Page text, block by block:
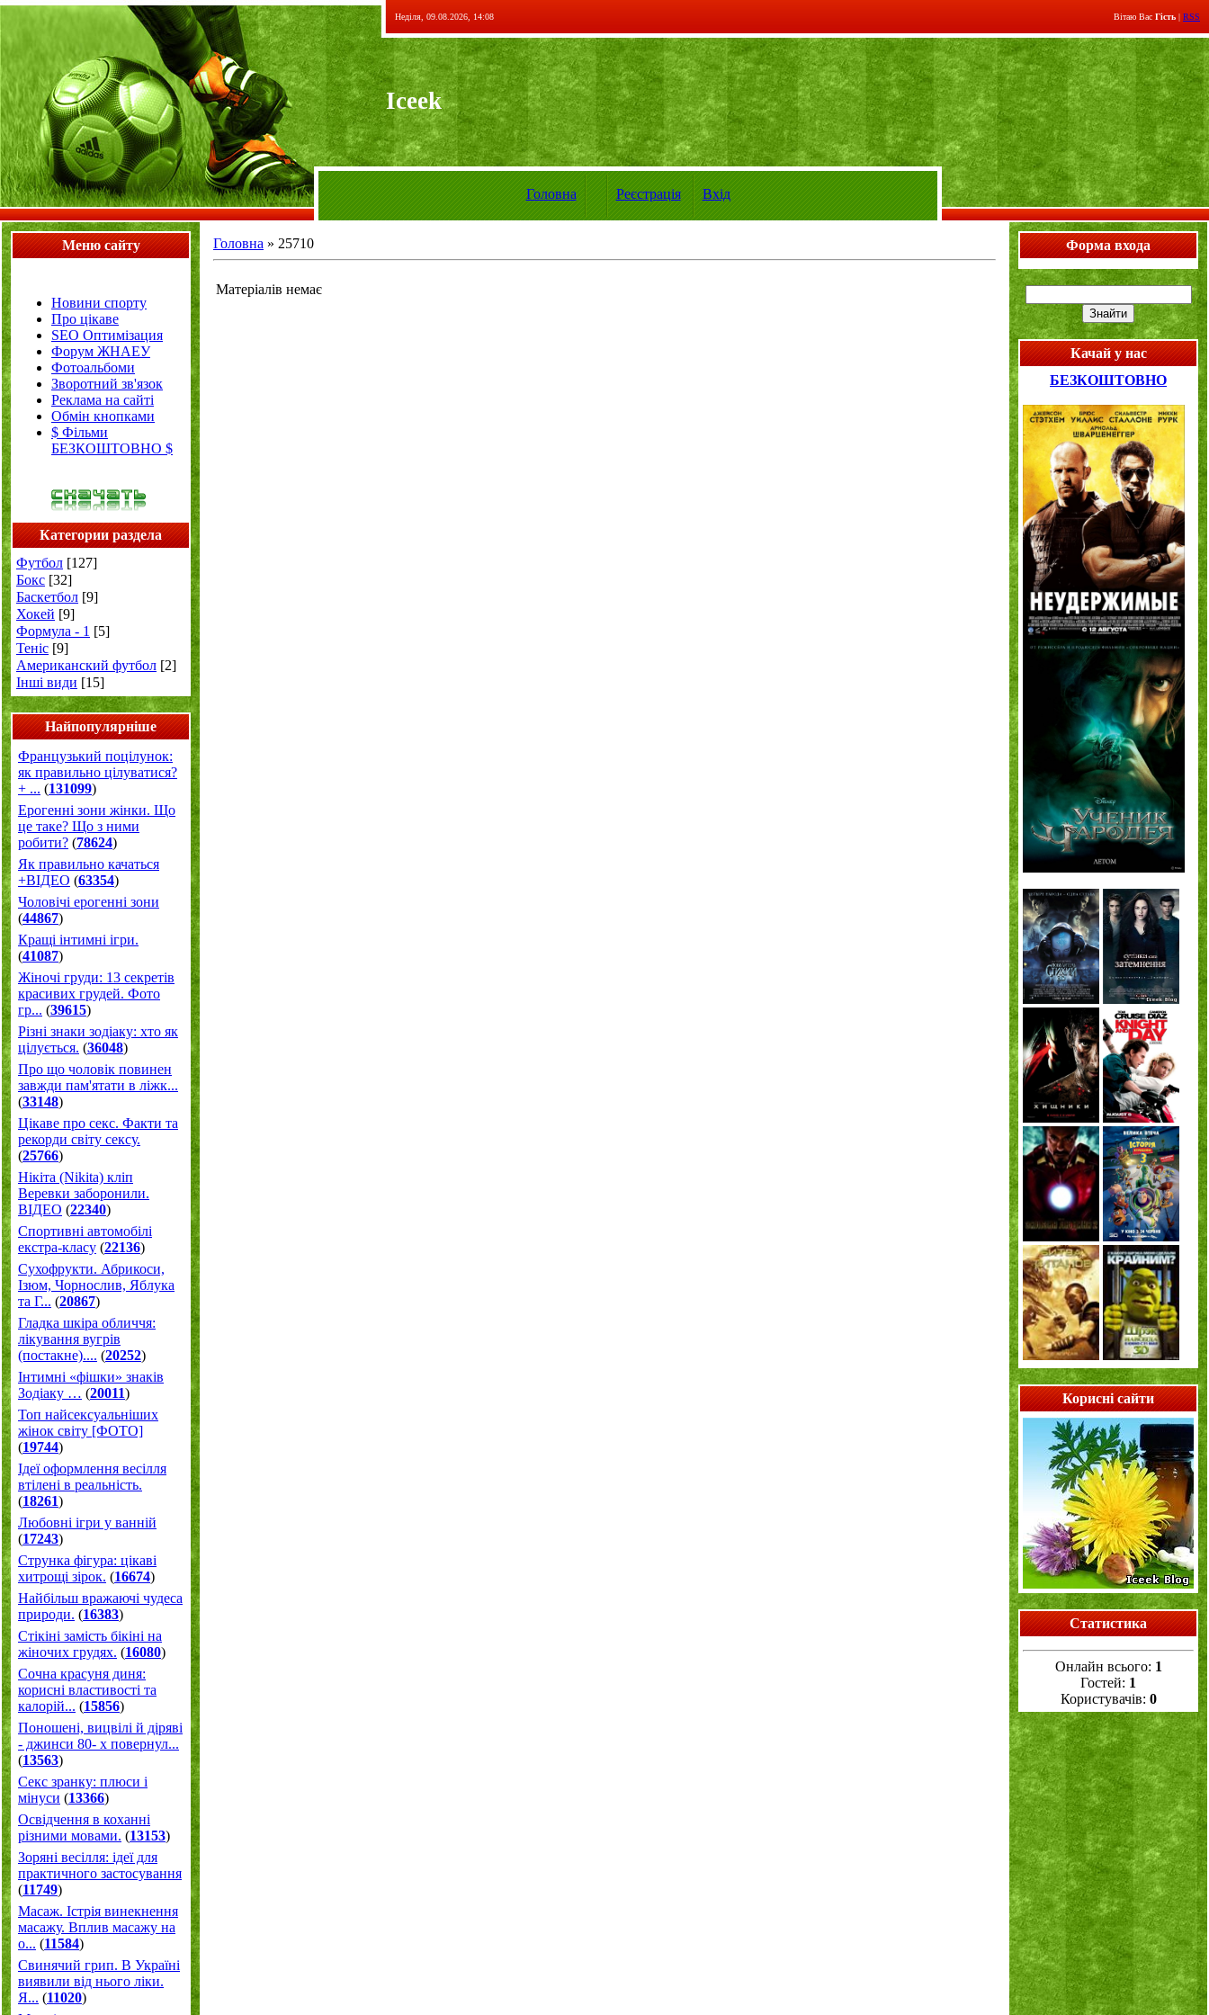
Неділя, 09.08.2026, 14:08 Вітаю Вас Гість | RSS
Iceek
Головна Реєстрація Вхід
Меню сайту
Новини спорту
Про цікаве
SEO Оптимізация
Форум ЖНАЕУ
Фотоальбоми
Зворотний зв'язок
Реклама на сайті
Обмін кнопками
$ Фільми
БЕЗКОШТОВНО $
Категории раздела
Футбол [127]
Бокс [32]
Баскетбол [9]
Хокей [9]
Формула - 1 [5]
Теніс [9]
Американский футбол [2]
Інші види [15]
Найпопулярніше
Французький поцілунок:
як правильно цілуватися?
+ ... (131099)
Ерогенні зони жінки. Що
це таке? Що з ними
робити? (78624)
Як правильно качаться
+ВІДЕО (63354)
Чоловічі ерогенні зони
(44867)
Кращі інтимні ігри.
(41087)
Жіночі груди: 13 секретів
красивих грудей. Фото
гр... (39615)
Різні знаки зодіаку: хто як
цілується. (36048)
Про що чоловік повинен
завжди пам'ятати в ліжк...
(33148)
Цікаве про секс. Факти та
рекорди світу сексу.
(25766)
Нікіта (Nikita) кліп
Веревки заборонили.
ВІДЕО (22340)
Спортивні автомобілі
екстра-класу (22136)
Cухофрукти. Абрикоси,
Ізюм, Чорнослив, Яблука
та Г... (20867)
Гладка шкіра обличчя:
лікування вугрів
(постакне).... (20252)
Інтимні «фішки» знаків
Зодіаку … (20011)
Топ найсексуальніших
жінок світу [ФОТО]
(19744)
Ідеї оформлення весілля
втілені в реальність.
(18261)
Любовні ігри у ванній
(17243)
Струнка фігура: цікаві
хитрощі зірок. (16674)
Найбільш вражаючі чудеса
природи. (16383)
Стікіні замість бікіні на
жіночих грудях. (16080)
Сочна красуня диня:
корисні властивості та
калорій... (15856)
Поношені, вицвілі й діряві
- джинси 80- х повернул...
(13563)
Секс зранку: плюси і
мінуси (13366)
Освідчення в коханні
різними мовами. (13153)
Зоряні весілля: ідеї для
практичного застосування
(11749)
Масаж. Істрія винекнення
масажу. Вплив масажу на
о... (11584)
Свинячий грип. В Україні
виявили від нього ліки.
Я... (11020)
Головна » 25710
Матеріалів немає
Форма входа
Качай у нас
БЕЗКОШТОВНО
Корисні сайти
Статистика
Онлайн всього: 1
Гостей: 1
Користувачів: 0